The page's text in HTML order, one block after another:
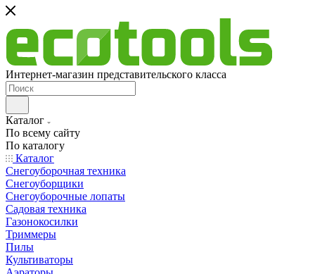
Интернет-магазин представительского класса
Каталог
По всему сайту
По каталогу
Каталог
Снегоуборочная техника
Снегоуборщики
Снегоуборочные лопаты
Садовая техника
Газонокосилки
Триммеры
Пилы
Культиваторы